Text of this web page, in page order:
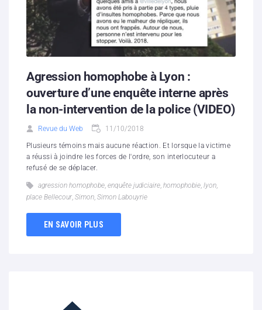
Hébergement solidaire
Agression homophobe à Lyon :
ouverture d’une enquête interne après
la non-intervention de la police (VIDEO)
Revue du Web 11/10/2018
Plusieurs témoins mais aucune réaction. Et lorsque la victime
a réussi à joindre les forces de l'ordre, son interlocuteur a
refusé de se déplacer.
agression homophobe, enquête judiciaire, homophobie, lyon,
place Bellecour, Simon, Simon Labouyrie
EN SAVOIR PLUS